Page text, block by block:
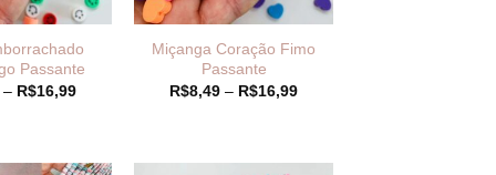
Passante
– R$16,99Faixa
R$16,99
Miçanga Coração Fimo
Passante
R$8,49 – R$16,99Faixa
R$16,99